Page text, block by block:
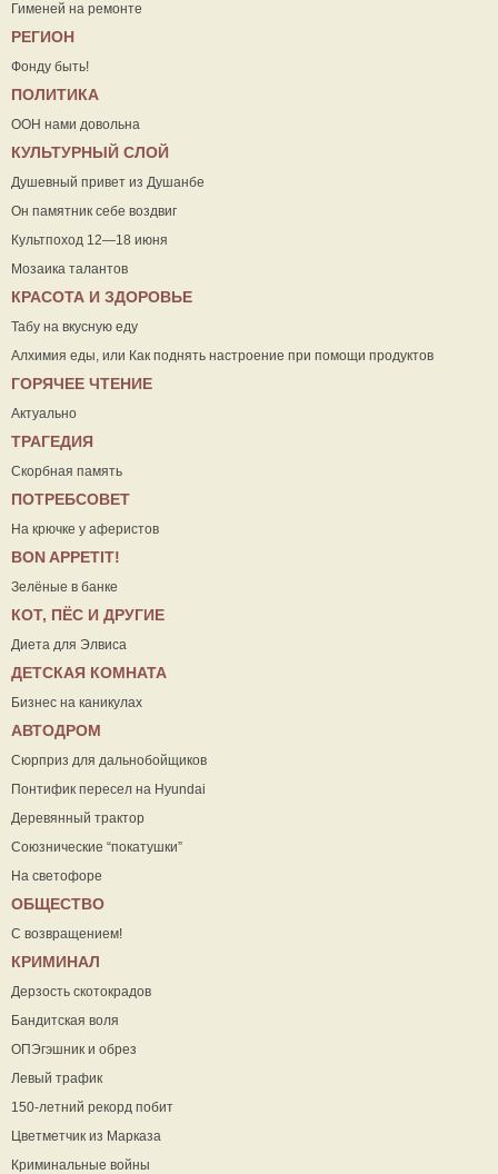
Гименей на ремонте
РЕГИОН
Фонду быть!
ПОЛИТИКА
ООН нами довольна
КУЛЬТУРНЫЙ СЛОЙ
Душевный привет из Душанбе
Он памятник себе воздвиг
Культпоход 12—18 июня
Мозаика талантов
КРАСОТА И ЗДОРОВЬЕ
Табу на вкусную еду
Алхимия еды, или Как поднять настроение при помощи продуктов
ГОРЯЧЕЕ ЧТЕНИЕ
Актуально
ТРАГЕДИЯ
Скорбная память
ПОТРЕБСОВЕТ
На крючке у аферистов
ВON APPETIT!
Зелёные в банке
КОТ, ПЁС И ДРУГИЕ
Диета для Элвиса
ДЕТСКАЯ КОМНАТА
Бизнес на каникулах
АВТОДРОМ
Сюрприз для дальнобойщиков
Понтифик пересел на Hyundai
Деревянный трактор
Союзнические “покатушки”
На светофоре
ОБЩЕСТВО
С возвращением!
КРИМИНАЛ
Дерзость скотокрадов
Бандитская воля
ОПЭгэшник и обрез
Левый трафик
150-летний рекорд побит
Цветметчик из Марказа
Криминальные войны